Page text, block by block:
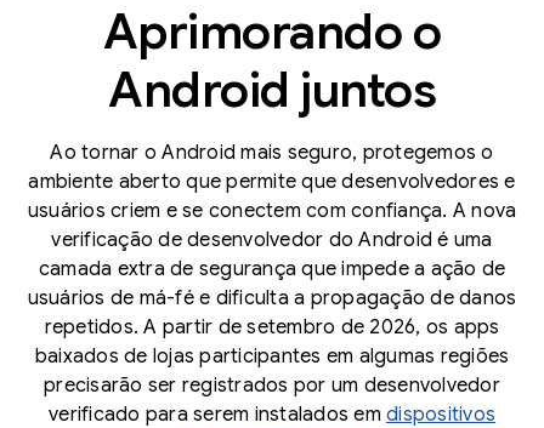
Aprimorando o
Android juntos
Ao tornar o Android mais seguro, protegemos o
ambiente aberto que permite que desenvolvedores e
usuários criem e se conectem com confiança. A nova
verificação de desenvolvedor do Android é uma
camada extra de segurança que impede a ação de
usuários de má-fé e dificulta a propagação de danos
repetidos. A partir de setembro de 2026, os apps
baixados de lojas participantes em algumas regiões
precisarão ser registrados por um desenvolvedor
verificado para serem instalados em dispositivos